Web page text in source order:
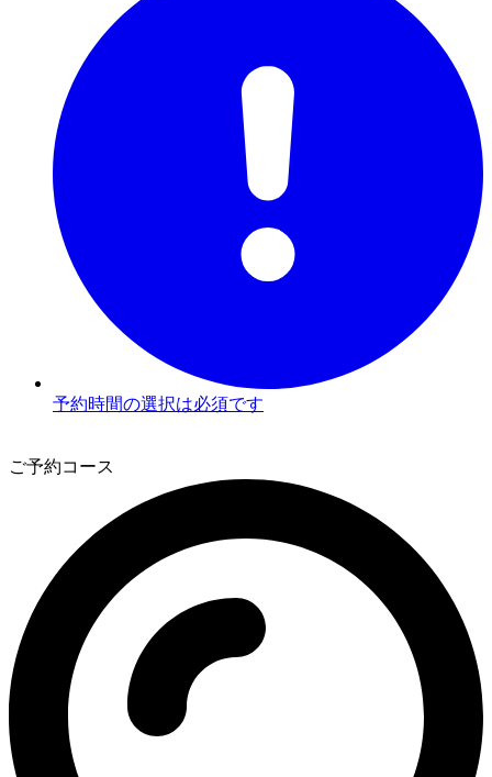
予約時間の選択は必須です
ご予約コース